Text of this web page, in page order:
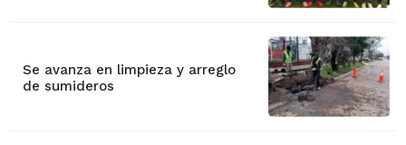
Se avanza en limpieza y arreglo
de sumideros